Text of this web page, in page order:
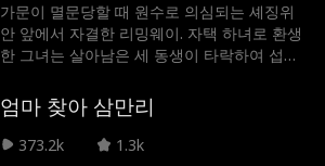
가문이 멸문당할 때 원수로 의심되는 셰징위
안 앞에서 자결한 리밍웨이. 자택 하녀로 환생
한 그녀는 살아남은 세 동생이 타락하여 섭정
진실을 파헤치고 동생들을 바로잡고자 정체
를 드러내지만, 동생이 친 사고 탓에 황명으로
섭정왕과 살의를 품은 결혼을 시작하게 되는
엄마 찾아 삼만리
373.2k
1.3k